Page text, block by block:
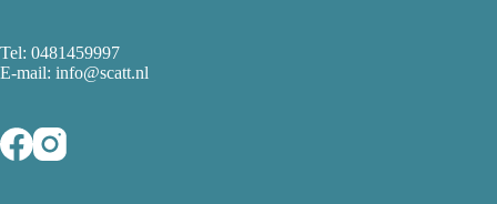
Tel: 0481459997
E-mail: info@scatt.nl